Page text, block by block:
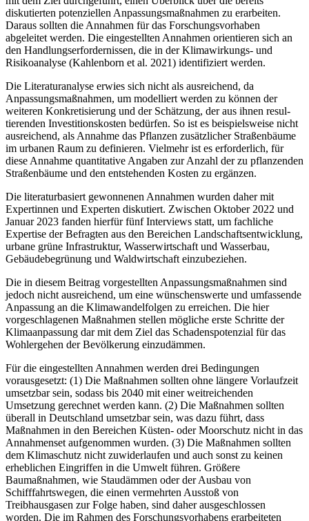
diskutierten potenziellen Anpassungsmaßnahmen zu erarbeiten.
Daraus sollten die Annahmen für das For­schungsvorhaben
abgeleitet werden. Die eingestellten Annahmen orientieren sich an
den Hand­lungserfordernissen, die in der Klimawirkungs- und
Risikoanalyse (Kahlenborn et al. 2021) identifiziert werden.
Die Literaturanalyse erwies sich nicht als ausreichend, da
Anpassungsmaßnahmen, um model­liert werden zu können der
weiteren Konkretisierung und der Schätzung, der aus ihnen resul­
tierenden Investitionskosten bedürfen. So ist es beispielsweise nicht
ausreichend, als Annahme das Pflanzen zusätzlicher Straßenbäume
im urbanen Raum zu definieren. Vielmehr ist es erfor­derlich, für
diese Annahme quantitative Angaben zur Anzahl der zu pflanzenden
Straßenbäume und den entstehenden Kosten zu ergänzen.
Die literaturbasiert gewonnenen Annahmen wurden daher mit
Expertinnen und Experten dis­kutiert. Zwischen Oktober 2022 und
Januar 2023 fanden hierfür fünf Interviews statt, um fach­liche
Expertise der Befragten aus den Bereichen Landschaftsentwicklung,
urbane grüne Infra­struktur, Wasserwirtschaft und Wasserbau,
Gebäudebegrünung und Waldwirtschaft einzube­ziehen.
Die in diesem Beitrag vorgestellten Anpassungsmaßnahmen sind
jedoch nicht ausreichend, um eine wünschenswerte und umfassende
Anpassung an die Klimawandelfolgen zu erreichen. Die hier
vorgeschlagenen Maßnahmen stellen mögliche erste Schritte der
Klimaanpassung dar mit dem Ziel das Schadenspotenzial für das
Wohlergehen der Bevölkerung einzudämmen.
Für die eingestellten Annahmen werden drei Bedingungen
vorausgesetzt: (1) Die Maßnahmen sollten ohne längere Vorlaufzeit
umsetzbar sein, sodass bis 2040 mit einer weitreichenden
Umsetzung gerechnet werden kann. (2) Die Maßnahmen sollten
überall in Deutschland umsetzbar sein, was dazu führt, dass
Maßnahmen in den Bereichen Küsten- oder Moorschutz nicht in das
Annahmenset aufgenommen wurden. (3) Die Maßnahmen sollten
dem Klimaschutz nicht zuwiderlaufen und auch sonst zu keinen
erheblichen Eingriffen in die Umwelt führen. Größere
Baumaßnahmen, wie Staudämmen oder der Ausbau von
Schifffahrtswegen, die einen vermehrten Ausstoß von
Treibhausgasen zur Folge haben, sind daher ausgeschlossen
worden. Die im Rahmen des Forschungsvorhabens erarbeiteten